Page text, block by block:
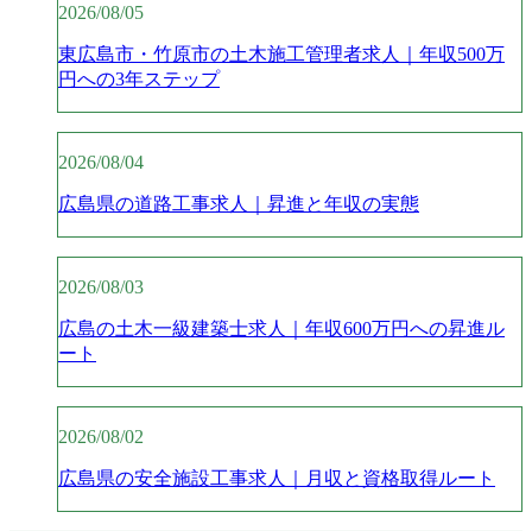
2026/08/05
東広島市・竹原市の土木施工管理者求人｜年収500万
円への3年ステップ
2026/08/04
広島県の道路工事求人｜昇進と年収の実態
2026/08/03
広島の土木一級建築士求人｜年収600万円への昇進ル
ート
2026/08/02
広島県の安全施設工事求人｜月収と資格取得ルート